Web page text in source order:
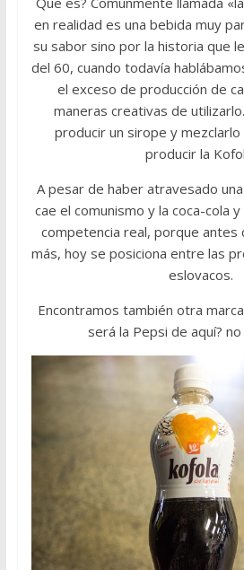
en realidad es una bebida muy
su sabor sino por la historia que
del 60, cuando todavía
el exceso de producción de
maneras creativas de
producir un sirope y
producir la
A pesar de haber atravesado
cae el comunismo y la coca-cola
competencia real, porque antes
más, hoy se posiciona entre las
eslovacos.
Encontramos también otra
será la Pepsi de aquí?